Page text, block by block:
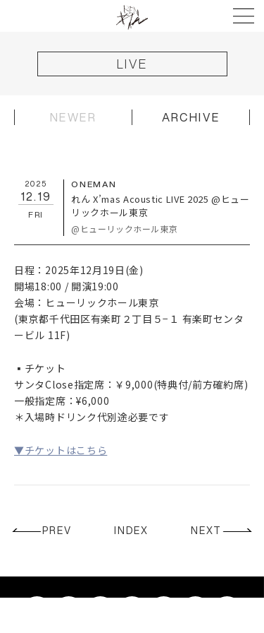
NEWS
LIVE
DISCOGRAPHY
VIDEO
PROFILE
GOODS
LIVE
NEWER ARCHIVE
2025
12.19
FRI
ONEMAN
れん X’mas Acoustic LIVE 2025 @ヒュー
リックホール東京
@ヒューリックホール東京
日程：2025年12月19日(金)
開場18:00 / 開演19:00
会場：ヒューリックホール東京
(東京都千代田区有楽町２丁目５−１ 有楽町センタ
ービル 11F)
▪️チケット
サンタClose指定席：￥9,000(特典付/前方確約席)
一般指定席：¥6,000
＊入場時ドリンク代別途必要です
▼チケットはこちら
PREV INDEX NEXT